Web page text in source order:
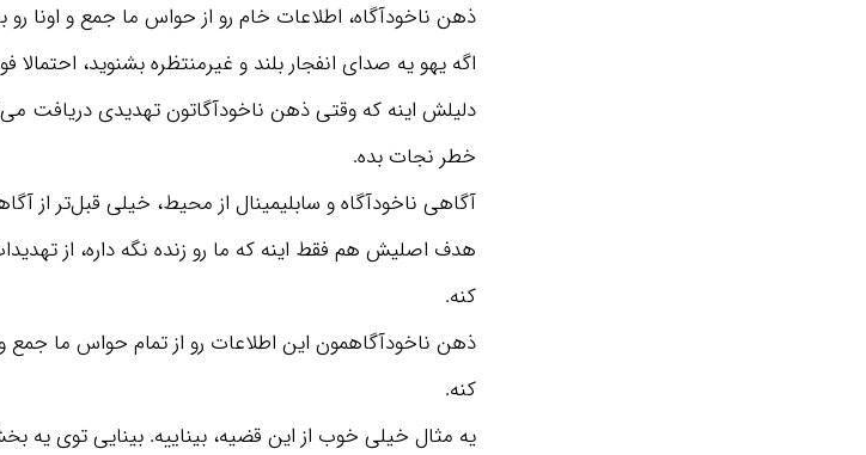
ذهن ناخودآگاه، اطلاعات خام رو از حواس ما جمع و اونا
اگه یهو یه صدای انفجار بلند و غیرمنتظره بشنوید،
دلیلش اینه که وقتی ذهن ناخودآگاتون تهدیدی دریافت
خطر نجات بده.
آگاهی ناخودآگاه و سابلیمینال از محیط، خیلی قبل‌تر از
هدف اصلیش هم فقط اینه که ما رو زنده نگه داره، از
کنه.
ذهن ناخودآگاهمون این اطلاعات رو از تمام حواس ما جمع
کنه.
یه مثال خیلی خوب از این قضیه، بیناییه. بینایی توی یه
مطمئن باش زندگیت